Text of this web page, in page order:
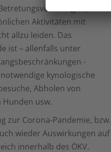
gibt,
Aktivitäten mit
allzu leiden. Das
ist – allenfalls unter
-
kynologische
Abholen von
Hunden usw.
zur Corona-Pandemie, bzw.
wieder Auswirkungen auf
innerhalb des ÖKV.